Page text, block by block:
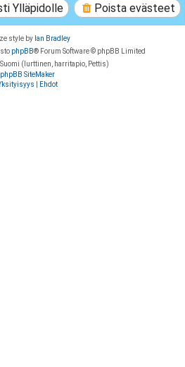
Poista evästeet
Ylläpidolle
style by Ian Bradley
phpBB® Forum Software © phpBB Limited
(lurttinen, harritapio, Pettis)
phpBB SiteMaker
Ehdot